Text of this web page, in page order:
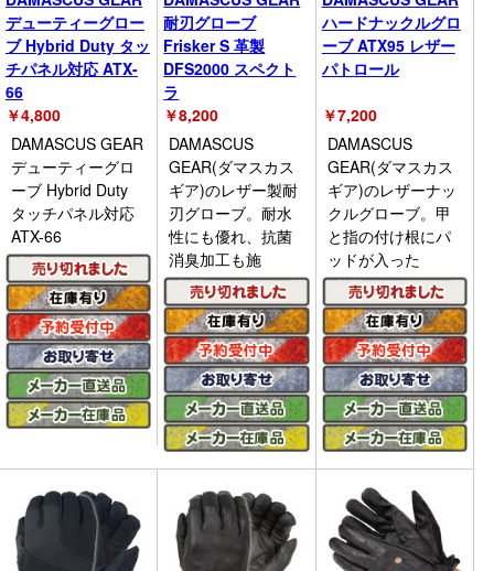
デューティーグロー
ブ Hybrid Duty タッ
チパネル対応 ATX-
66
￥4,800
DAMASCUS GEAR
デューティーグロ
ーブ Hybrid Duty
タッチパネル対応
ATX-66
耐刃グローブ
Frisker S 革製
DFS2000 スペクト
ラ
￥8,200
DAMASCUS
GEAR(ダマスカス
ギア)のレザー製耐
刃グローブ。耐水
性にも優れ、抗菌
消臭加工も施
ハードナックルグロ
ーブ ATX95 レザー
パトロール
￥7,200
DAMASCUS
GEAR(ダマスカス
ギア)のレザーナッ
クルグローブ。甲
と指の付け根にパ
ッドが入った